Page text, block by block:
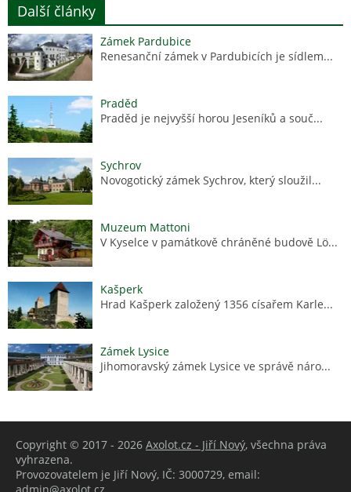
Další články
Zámek Pardubice
Renesanční zámek v Pardubicích je sídlem...
Praděd
Praděd je nejvyšší horou Jeseníků a souč...
Sychrov
Novogotický zámek Sychrov, který sloužil...
Muzeum Mattoni
V Kyselce v památkově chráněné budově Lö...
Kašperk
Hrad Kašperk založený 1356 císařem Karle...
Zámek Lysice
Jihomoravský zámek Lysice ve správě náro...
Copyright © 2017 - 2026 Axolot.cz - Jiří Nový, všechna práva
vyhrazena.
Provozovatelem je Jiří Nový, IČ: 3000729, email:
admin@axolot.cz